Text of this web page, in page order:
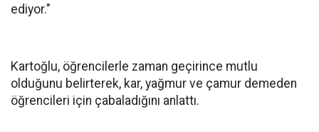
ediyor."
Kartoğlu, öğrencilerle zaman geçirince mutlu
olduğunu belirterek, kar, yağmur ve çamur demeden
öğrencileri için çabaladığını anlattı.